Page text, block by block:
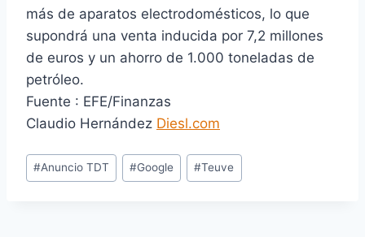
más de aparatos electrodomésticos, lo que
supondrá una venta inducida por 7,2 millones
de euros y un ahorro de 1.000 toneladas de
petróleo.
Fuente : EFE/Finanzas
Claudio Hernández Diesl.com
E
t
#Anuncio TDT #Google #Teuve